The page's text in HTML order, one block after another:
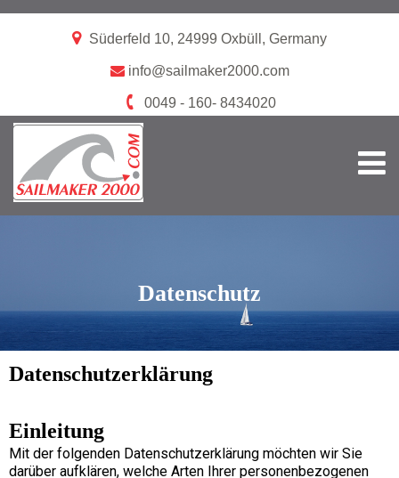
Süderfeld 10, 24999 Oxbüll, Germany
info@sailmaker2000.com
0049 - 160- 8434020
Datenschutz
Datenschutzerklärung
Einleitung
Mit der folgenden Datenschutzerklärung möchten wir Sie
darüber aufklären, welche Arten Ihrer personenbezogenen